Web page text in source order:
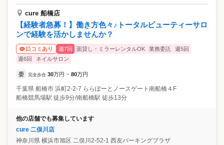
cure 船橋店
【経験者急募！】働き方色々♪トータルビューティーサロ
ンで経験を活かしませんか？
口コミあり 週7回 面貸し・ミラーレンタルOK 業務委託
週5回
週6回
ネイルサロン
委 完全歩合 30万円 ~ 80万円
千葉県 船橋市 浜町2-2-7 ららぽーとノースゲート南船橋４F
船橋競馬場駅 徒歩9分/南船橋駅 徒歩13分
他の店舗でも募集しています
cure 二俣川店
神奈川県 横浜市旭区 二俣川2-52-1 西友パーキングプラザ